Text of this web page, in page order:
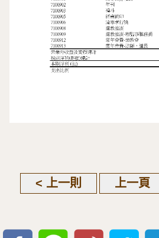
< 上一則 上一頁